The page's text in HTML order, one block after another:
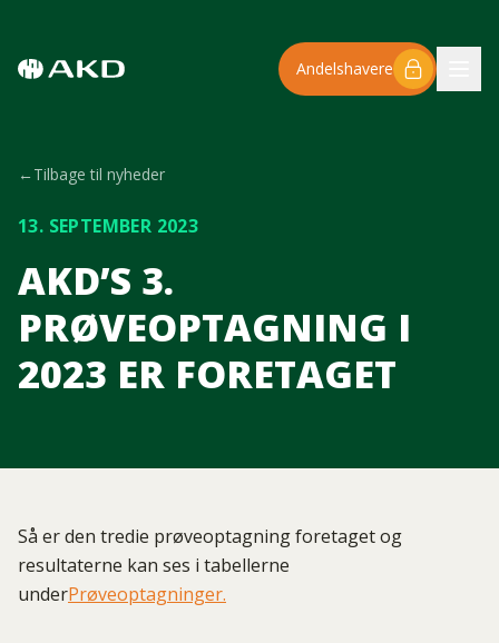
Andelshavere
←Tilbage til nyheder
13. SEPTEMBER 2023
AKD’S 3.
PRØVEOPTAGNING I
2023 ER FORETAGET
Så er den tredie prøveoptagning foretaget og
resultaterne kan ses i tabellerne
underPrøveoptagninger.